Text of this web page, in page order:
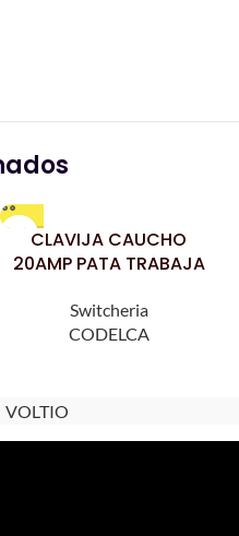
CLAVIJA CAUCHO
20AMP PATA TRABAJA
Switcheria
CODELCA
VOLTIO